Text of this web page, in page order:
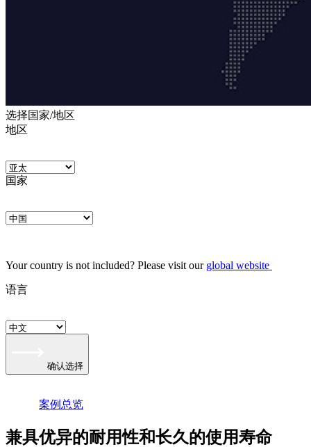
选择国家/地区
地区
国家
Your country is not included? Please visit our global website
语言
确认选择
案例总览
兼具优异的耐用性和长久的使用寿命